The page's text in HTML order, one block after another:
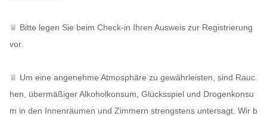
♕ Bitte legen Sie beim Check-in Ihren Ausweis zur Registrierung
vor.
♕ Um eine angenehme Atmosphäre zu gewährleisten, sind Rauc
hen, übermäßiger Alkoholkonsum, Glücksspiel und Drogenkonsu
m in den Innenräumen und Zimmern strengstens untersagt. Wir b